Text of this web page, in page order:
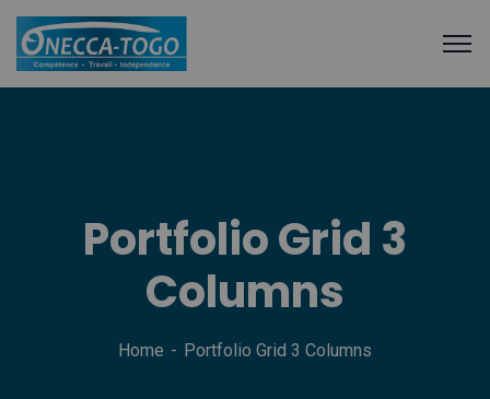
Portfolio Grid 3
Columns
Home Portfolio Grid 3 Columns